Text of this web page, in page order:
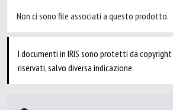
Non ci sono file associati a questo prodotto.
I documenti in IRIS sono protetti da
riservati, salvo diversa indicazione.